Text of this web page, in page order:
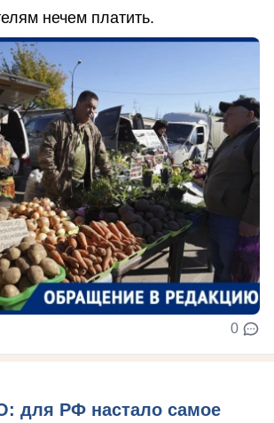
нечем платить.
0
для РФ настало самое